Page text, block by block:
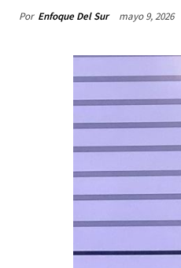
Por Enfoque Del Sur mayo 9, 2026